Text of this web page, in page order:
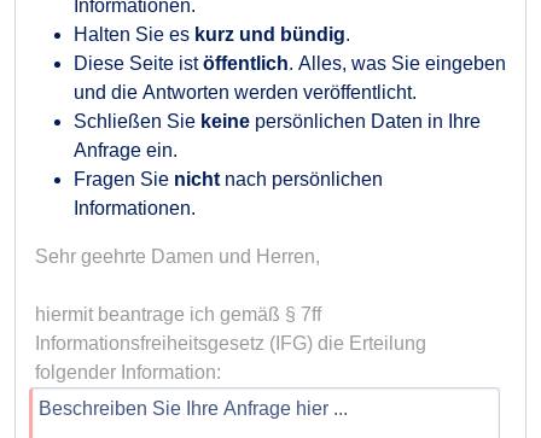
Informationen.
Halten Sie es kurz und bündig.
Diese Seite istöffentlich. Alles, was Sie eingeben
und die Antworten werden veröffentlicht.
Schließen Sie keine persönlichen Daten in Ihre
Anfrage ein.
Fragen Sie nicht nach persönlichen
Informationen.
Sehr geehrte Damen und Herren,
hiermit beantrage ich gemäß § 7ff
Informationsfreiheitsgesetz (IFG) die Erteilung